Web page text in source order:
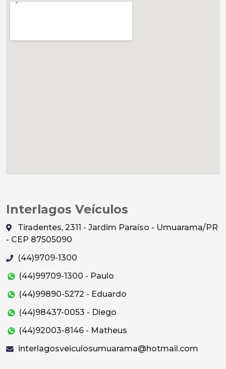
Interlagos Veículos
Tiradentes, 2311 - Jardim Paraíso - Umuarama/PR
- CEP 87505090
(44)9709-1300
(44)99709-1300 - Paulo
(44)99890-5272 - Eduardo
(44)98437-0053 - Diego
(44)92003-8146 - Matheus
interlagosveiculosumuarama@hotmail.com